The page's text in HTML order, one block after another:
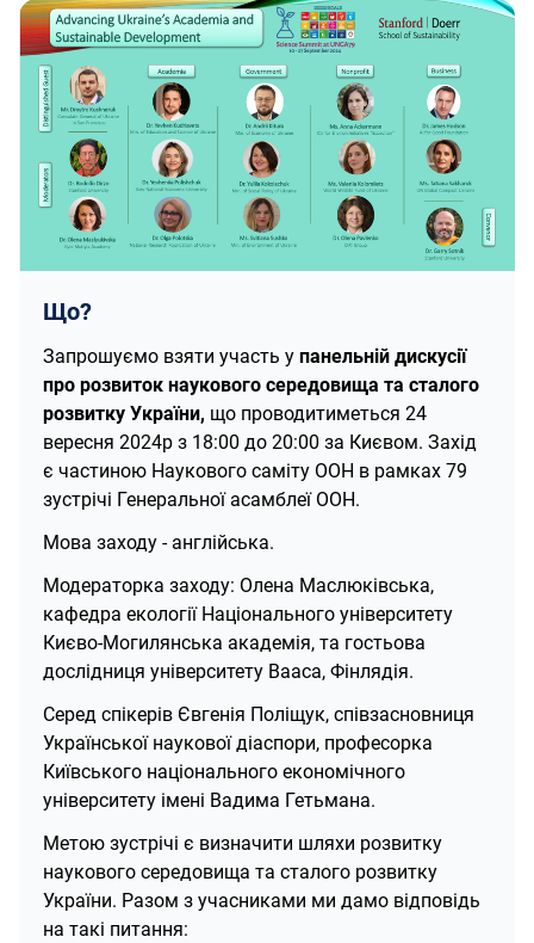
Що?
Запрошуємо взяти участь у панельній дискусії
про розвиток наукового середовища та сталого
розвитку України, що проводитиметься 24
вересня 2024р з 18:00 до 20:00 за Києвом. Захід
є частиною Наукового саміту ООН в рамках 79
зустрічі Генеральної асамблеї ООН.
Мова заходу - англійська.
Модераторка заходу: Олена Маслюківська,
кафедра екології Національного університету
Києво-Могилянська академія, та гостьова
дослідниця університету Вааса, Фінлядія.
Серед спікерів Євгенія Поліщук, співзасновниця
Української наукової діаспори, професорка
Київського національного економічного
університету імені Вадима Гетьмана.
Метою зустрічі є визначити шляхи розвитку
наукового середовища та сталого розвитку
України. Разом з учасниками ми дамо відповідь
на такі питання: